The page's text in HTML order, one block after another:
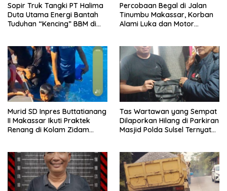
Sopir Truk Tangki PT Halima
Duta Utama Energi Bantah
Tuduhan “Kencing” BBM di
Percobaan Begal di Jalan
Tinumbu Makassar, Korban
Alami Luka dan Motor
Murid SD Inpres Buttatianang
II Makassar Ikuti Praktek
Renang di Kolam Zidam
Tas Wartawan yang Sempat
Dilaporkan Hilang di Parkiran
Masjid Polda Sulsel Ternyata